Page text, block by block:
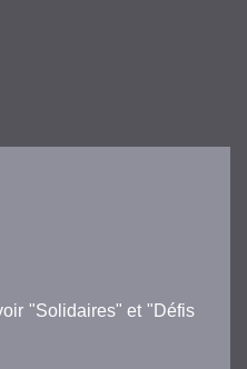
"Solidaires" et "Défis